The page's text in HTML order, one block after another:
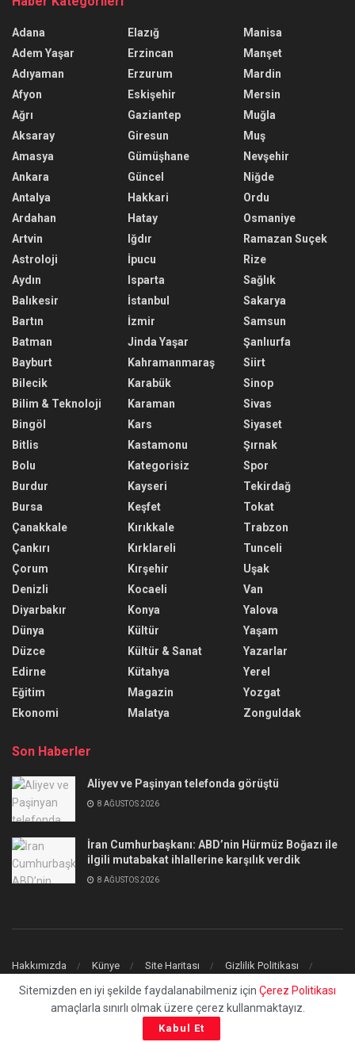
Adana
Adem Yaşar
Adıyaman
Afyon
Ağrı
Aksaray
Amasya
Ankara
Antalya
Ardahan
Artvin
Astroloji
Aydın
Balıkesir
Bartın
Batman
Bayburt
Bilecik
Bilim & Teknoloji
Bingöl
Bitlis
Bolu
Burdur
Bursa
Çanakkale
Çankırı
Çorum
Denizli
Diyarbakır
Dünya
Düzce
Edirne
Eğitim
Ekonomi
Elazığ
Erzincan
Erzurum
Eskişehir
Gaziantep
Giresun
Gümüşhane
Güncel
Hakkari
Hatay
Iğdır
İpucu
Isparta
İstanbul
İzmir
Jinda Yaşar
Kahramanmaraş
Karabük
Karaman
Kars
Kastamonu
Kategorisiz
Kayseri
Keşfet
Kırıkkale
Kırklareli
Kırşehir
Kocaeli
Konya
Kültür
Kültür & Sanat
Kütahya
Magazin
Malatya
Manisa
Manşet
Mardin
Mersin
Muğla
Muş
Nevşehir
Niğde
Ordu
Osmaniye
Ramazan Suçek
Rize
Sağlık
Sakarya
Samsun
Şanlıurfa
Siirt
Sinop
Sivas
Siyaset
Şırnak
Spor
Tekirdağ
Tokat
Trabzon
Tunceli
Uşak
Van
Yalova
Yaşam
Yazarlar
Yerel
Yozgat
Zonguldak
Son Haberler
Aliyev ve Paşinyan telefonda görüştü
8 AĞUSTOS 2026
İran Cumhurbaşkanı: ABD’nin Hürmüz Boğazı ile
ilgili mutabakat ihlallerine karşılık verdik
8 AĞUSTOS 2026
Hakkımızda Künye Site Haritası
Gizlilik Politikası
uchilaltv.com- Tüm Hakları Saklıdır.
Sitemizden en iyi şekilde faydalanabilmeniz için Çerez Politikası
amaçlarla sınırlı olmak üzere çerez kullanmaktayız.
Kabul Et